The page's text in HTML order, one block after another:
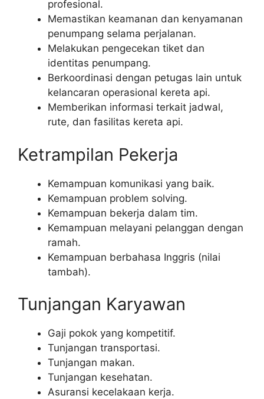
profesional.
Memastikan keamanan dan kenyamanan
penumpang selama perjalanan.
Melakukan pengecekan tiket dan
identitas penumpang.
Berkoordinasi dengan petugas lain untuk
kelancaran operasional kereta api.
Memberikan informasi terkait jadwal,
rute, dan fasilitas kereta api.
Ketrampilan Pekerja
Kemampuan komunikasi yang baik.
Kemampuan problem solving.
Kemampuan bekerja dalam tim.
Kemampuan melayani pelanggan dengan
ramah.
Kemampuan berbahasa Inggris (nilai
tambah).
Tunjangan Karyawan
Gaji pokok yang kompetitif.
Tunjangan transportasi.
Tunjangan makan.
Tunjangan kesehatan.
Asuransi kecelakaan kerja.